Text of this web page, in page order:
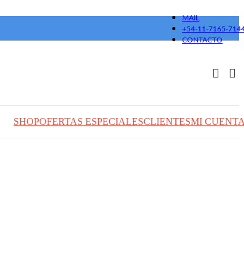
MAIL
+54-11-7165-
CONTACTO
SHOPOFERTAS ESPECIALESCLIENTESMI